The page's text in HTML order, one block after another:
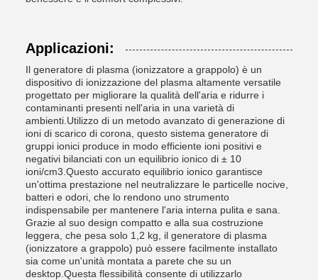
Applicazioni:
Il generatore di plasma (ionizzatore a grappolo) è un
dispositivo di ionizzazione del plasma altamente versatile
progettato per migliorare la qualità dell'aria e ridurre i
contaminanti presenti nell'aria in una varietà di
ambienti.Utilizzo di un metodo avanzato di generazione di
ioni di scarico di corona, questo sistema generatore di
gruppi ionici produce in modo efficiente ioni positivi e
negativi bilanciati con un equilibrio ionico di ± 10
ioni/cm3.Questo accurato equilibrio ionico garantisce
un'ottima prestazione nel neutralizzare le particelle nocive,
batteri e odori, che lo rendono uno strumento
indispensabile per mantenere l'aria interna pulita e sana.
Grazie al suo design compatto e alla sua costruzione
leggera, che pesa solo 1,2 kg, il generatore di plasma
(ionizzatore a grappolo) può essere facilmente installato
sia come un'unità montata a parete che su un
desktop.Questa flessibilità consente di utilizzarlo